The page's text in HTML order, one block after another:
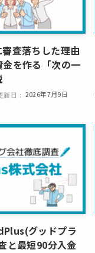
査落ちした理由
を作る「次の一
2026年7月9日
グッドプラ
と最短90分入金